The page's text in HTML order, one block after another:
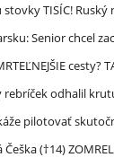
TISÍC! Ruský
Senior chcel
cesty?
rebríček odhalil
pilotovať
(†14)